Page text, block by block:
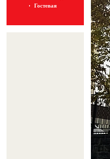
Гостевая